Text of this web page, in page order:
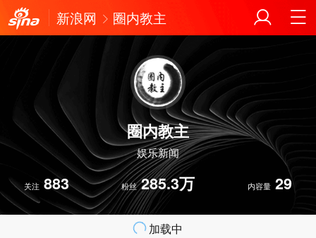
新浪网 圈内教主
圈内教主
娱乐新闻
关注 883 粉丝 285.3万 内容量 29
加载中